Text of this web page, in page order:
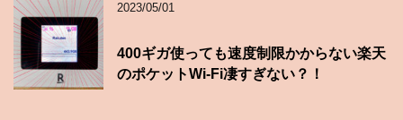
2023/05/01
400ギガ使っても速度制限かからない楽天
のポケットWi-Fi凄すぎない？！